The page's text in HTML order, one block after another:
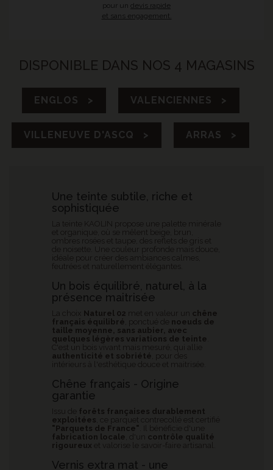
pour un devis rapide
et sans engagement.
DISPONIBLE DANS NOS 4 MAGASINS
ENGLOS > VALENCIENNES >
VILLENEUVE D'ASCQ > ARRAS >
Une teinte subtile, riche et
sophistiquée
La teinte KAOLIN propose une palette minérale
et organique, où se mêlent beige, brun,
ombres rosées et taupe, des reflets de gris et
de noisette. Une couleur profonde mais douce,
idéale pour créer des ambiances calmes,
feutrées et naturellement élégantes.
Un bois équilibré, naturel, à la
présence maitrisée
Naturel 02 met en valeur un chêne
français équilibré , ponctué de noeuds de
taille moyenne, sans aubier, avec
quelques légères variations de teinte
C'est un bois vivant mais mesuré, qui allie
authenticité et sobriété
intérieurs à l'esthétique douce et maitrisée.
Chêne français - Origine
garantie
forêts françaises durablement
exploitées , ce parquet contrecollé est certifié
"Parquets de France"
fabrication locale
contrôle qualité
rigoureux et valorise le savoir-faire artisanal.
Vernis extra mat - une